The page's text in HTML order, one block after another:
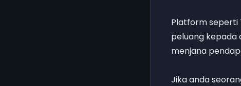
Platform seperti
peluang kepada
menjana
Jika anda